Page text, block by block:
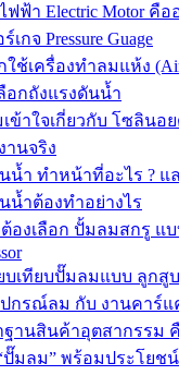
ฟฟ้า Electric Motor คื
เกจ Pressure Guage
ใช้เครื่องทำลมแห้ง
อกถังแรงดันน้ำ
ข้าใจเกี่ยวกับ โซลินอ
านจริง
น้ำ ทำหน้าที่อะไร ? แ
น้ำต้องทำอย่างไร
องเลือก ปั้มลมสกรู แบบ
บเทียบปั๊มลมแบบ ลูกสู
กรณ์ลม กับ งานคาร์แ
ฐานสินค้าอุตสากรรม
ปั๊มลม” พร้อมประโยช